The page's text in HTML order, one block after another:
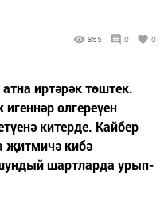
865 0 0
иртәрәк төштек.
өлгереүен
китерде. Кайбер
җитмичә кибә
шартларда урып-